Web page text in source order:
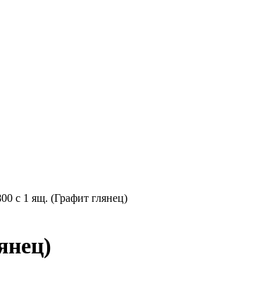
с 1 ящ. (Графит глянец)